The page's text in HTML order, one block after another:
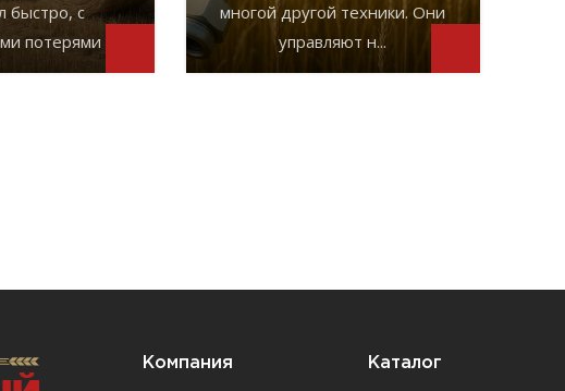
быстро, с
потерями ...
многой другой техники. Они
управляют н...
Компания Каталог